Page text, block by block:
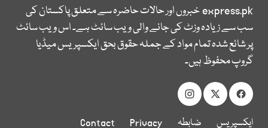
express.pkخبروں اور حالات حاضرہ سے متعلق پاکستان کی
سب سے زیادہ وزٹ کی جانے والی ویب سائٹ ہے۔ اس ویب سائٹ
پر شائع شدہ تمام مواد کے جملہ حقوق بحق ایکسپریس میڈیا
گروپ محفوظ ہیں۔
ایکسپریس
ضابطہ
Privacy
Contact